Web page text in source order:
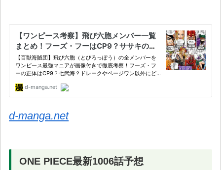
d-manga.net
ONE PIECE最新1006話予想